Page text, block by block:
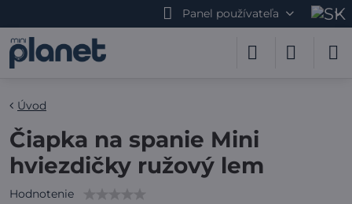
Panel používateľa
Úvod
Čiapka na spanie Mini
hviezdičky ružový lem
Hodnotenie